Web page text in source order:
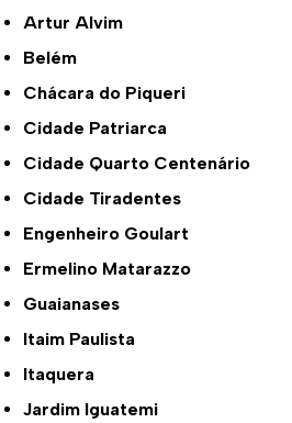
Artur Alvim
Belém
Chácara do Piqueri
Cidade Patriarca
Cidade Quarto Centenário
Cidade Tiradentes
Engenheiro Goulart
Ermelino Matarazzo
Guaianases
Itaim Paulista
Itaquera
Jardim Iguatemi